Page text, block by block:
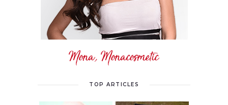
Mona, Monacosmetic
TOP ARTICLES